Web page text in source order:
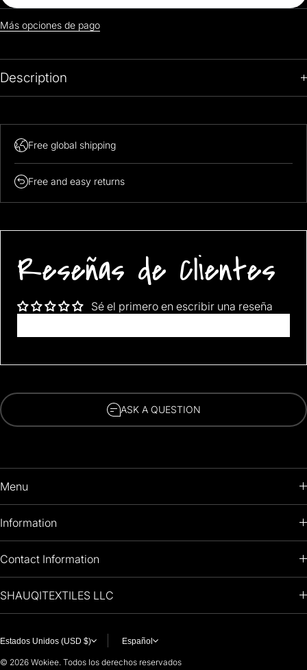
Más opciones de pago
Description
The Great Wave off Kanagawa
Katsushika
FREE shipping Worldwide!
Free global shipping
Free and easy returns
Reseñas de Clientes
Sé el primero en escribir una reseña
ASK A QUESTION
Menu
HOME
OIL PAINTINGS
Information
RETURNS POLICY
Contact Information
+1 (813) 214-1284
7901 4TH ST N
ST PETERSBURG, FL. US 33702
SHAUQITEXTILES LLC
Estados Unidos (USD $) Español
© 2026 Wokiee. Todos los derechos reservados